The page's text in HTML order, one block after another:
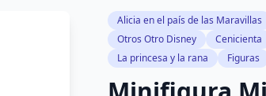
Alicia en el país de las Maravillas
Otros Otro Disney
Cenicienta
La princesa y la rana
Figuras